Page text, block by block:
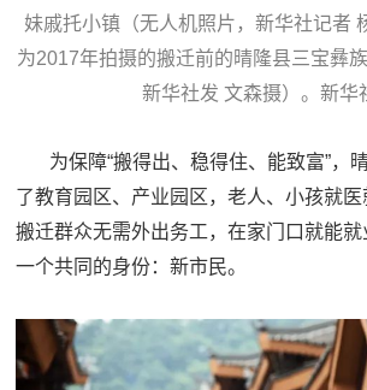
妹戚托小镇（无人机照片，新华社记者
为2017年拍摄的搬迁前的晴隆县三宝彝
新华社发 文森摄）。新华
为保障“搬得出、稳得住、能致富”，
了教育园区、产业园区，老人、小孩就
搬迁群众无需外出务工，在家门口就能
一个共同的身份：新市民。